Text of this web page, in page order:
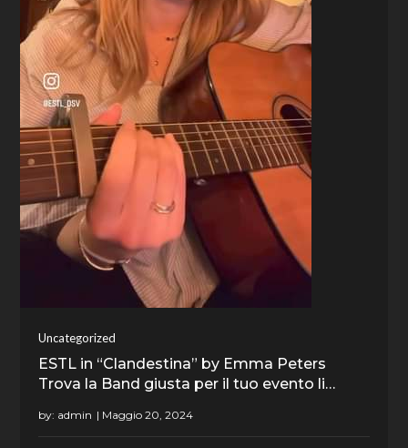
Uncategorized
ESTL in “Clandestina” by Emma Peters
Trova la Band giusta per il tuo evento li…
by: admin